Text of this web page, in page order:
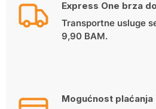
Express One brza
Transportne usluge
9,90 BAM.
Mogućnost plaćanja